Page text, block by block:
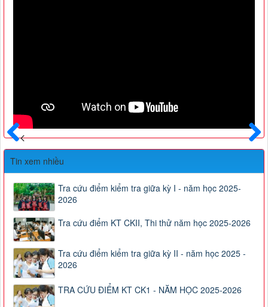
Sau
Trước
Tin xem nhiều
Tra cứu điểm kiểm tra giữa kỳ I - năm học 2025-
2026
Tra cứu điểm KT CKII, Thi thử năm học 2025-2026
Tra cứu điểm kiểm tra giữa kỳ II - năm học 2025 -
2026
TRA CỨU ĐIỂM KT CK1 - NĂM HỌC 2025-2026